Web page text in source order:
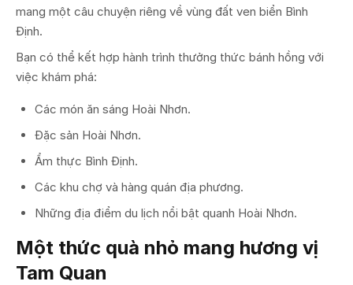
mang một câu chuyện riêng về vùng đất ven biển Bình
Định.
Bạn có thể kết hợp hành trình thưởng thức bánh hồng với
việc khám phá:
Các món ăn sáng Hoài Nhơn.
Đặc sản Hoài Nhơn.
Ẩm thực Bình Định.
Các khu chợ và hàng quán địa phương.
Những địa điểm du lịch nổi bật quanh Hoài Nhơn.
Một thức quà nhỏ mang hương vị
Tam Quan